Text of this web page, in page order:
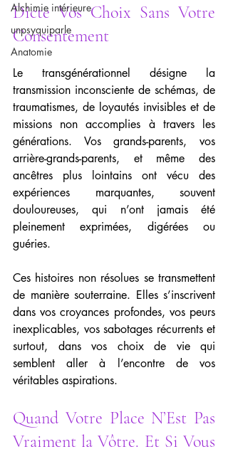
Alchimie intérieure
unpsyquiparle
Anatomie
Dicte Vos Choix Sans Votre
Consentement
Le transgénérationnel désigne la
transmission inconsciente de schémas, de
traumatismes, de loyautés invisibles et de
missions non accomplies à travers les
générations. Vos grands-parents, vos
arrière-grands-parents, et même des
ancêtres plus lointains ont vécu des
expériences marquantes, souvent
douloureuses, qui n’ont jamais été
pleinement exprimées, digérées ou
guéries.
Ces histoires non résolues se transmettent
de manière souterraine. Elles s’inscrivent
dans vos croyances profondes, vos peurs
inexplicables, vos sabotages récurrents et
surtout, dans vos choix de vie qui
semblent aller à l’encontre de vos
véritables aspirations.
Quand Votre Place N’Est Pas
Vraiment la Vôtre. Et Si Vous